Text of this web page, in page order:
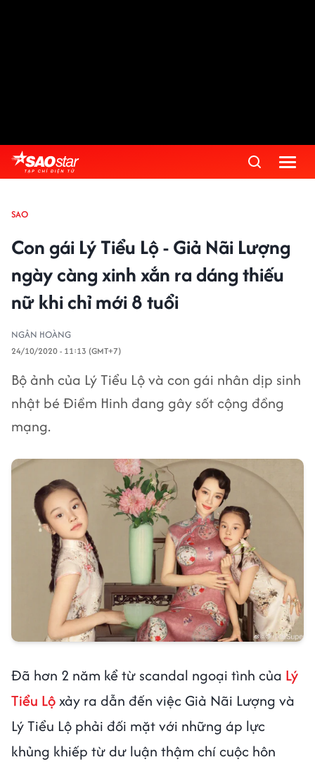
SAO
Con gái Lý Tiểu Lộ - Giả Nãi Lượng
ngày càng xinh xắn ra dáng thiếu
nữ khi chỉ mới 8 tuổi
NGÂN HOÀNG
24/10/2020 - 11:13 (GMT+7)
Bộ ảnh của Lý Tiểu Lộ và con gái nhân dịp sinh
nhật bé Điềm Hinh đang gây sốt cộng đồng
mạng.
Đã hơn 2 năm kể từ scandal ngoại tình của Lý
Tiểu Lộxảy ra dẫn đến việc Giả Nãi Lượng và
Lý Tiểu Lộ phải đối mặt với những áp lực
khủng khiếp từ dư luận thậm chí cuộc hôn